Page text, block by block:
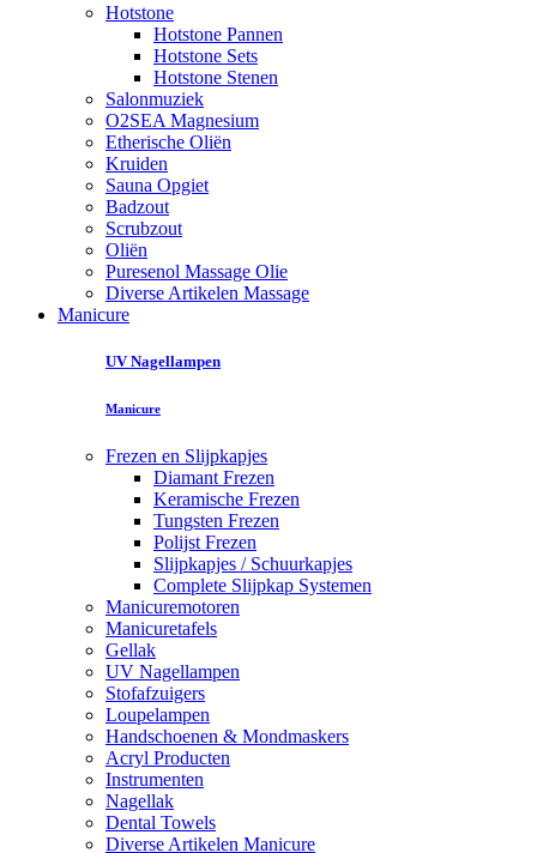
Hotstone
Hotstone Pannen
Hotstone Sets
Hotstone Stenen
Salonmuziek
O2SEA Magnesium
Etherische Oliën
Kruiden
Sauna Opgiet
Badzout
Scrubzout
Oliën
Puresenol Massage Olie
Diverse Artikelen Massage
Manicure
UV Nagellampen
Manicure
Frezen en Slijpkapjes
Diamant Frezen
Keramische Frezen
Tungsten Frezen
Polijst Frezen
Slijpkapjes / Schuurkapjes
Complete Slijpkap Systemen
Manicuremotoren
Manicuretafels
Gellak
UV Nagellampen
Stofafzuigers
Loupelampen
Handschoenen & Mondmaskers
Acryl Producten
Instrumenten
Nagellak
Dental Towels
Diverse Artikelen Manicure